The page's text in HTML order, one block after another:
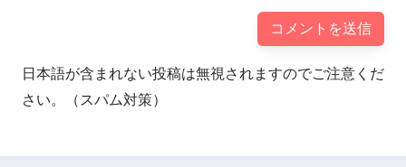
日本語が含まれない投稿は無視されますのでご注意くだ
さい。（スパム対策）